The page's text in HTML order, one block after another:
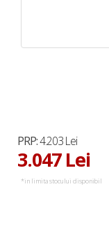
PRP:4.203 Lei
3.047 Lei
*in limita stocului disponibil